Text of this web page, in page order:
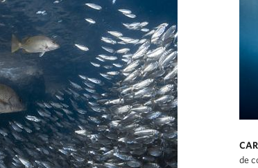
de